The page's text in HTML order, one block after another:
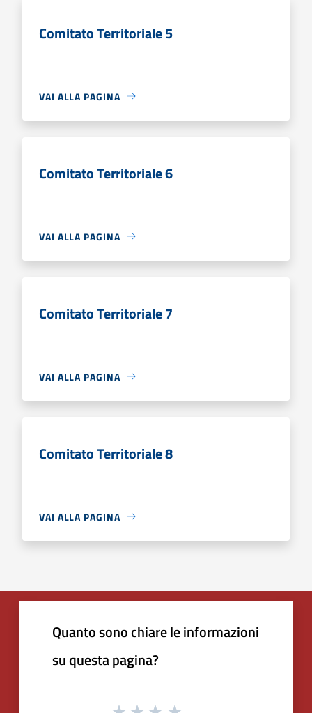
Comitato Territoriale 5
VAI ALLA PAGINA
Comitato Territoriale 6
VAI ALLA PAGINA
Comitato Territoriale 7
VAI ALLA PAGINA
Comitato Territoriale 8
VAI ALLA PAGINA
Quanto sono chiare le informazioni
su questa pagina?